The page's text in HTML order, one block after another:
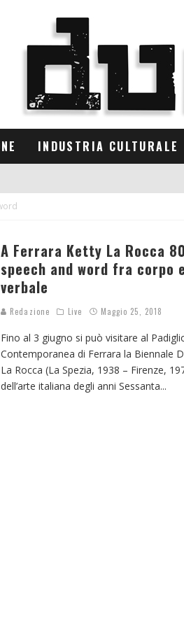
INDUSTRIA CULTURALE
A Ferrara Ketty La Rocca
speech and word fra corpo
verbale
Redazione Live Maggio 25, 2018
Fino al 3 giugno si può visitare al
Contemporanea di Ferrara la Biennale
La Rocca (La Spezia, 1938 – Firenze,
dell’arte italiana degli anni Sessanta...